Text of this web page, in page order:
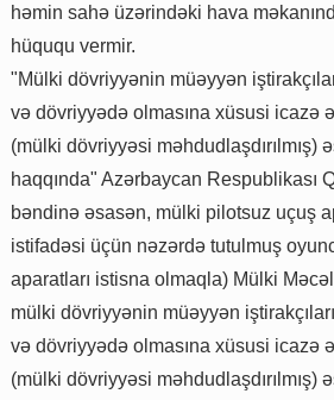
həmin sahə üzərindəki hava
hüququ vermir.
"Mülki dövriyyənin müəyyən
və dövriyyədə olmasına xüsusi icazə
(mülki dövriyyəsi məhdudlaşdırılmış)
haqqında" Azərbaycan Respublikası
bəndinə əsasən, mülki pilotsuz uçuş
istifadəsi üçün nəzərdə tutulmuş
aparatları istisna olmaqla) Mülki
mülki dövriyyənin müəyyən
və dövriyyədə olmasına xüsusi icazə
(mülki dövriyyəsi məhdudlaşdırılmış)